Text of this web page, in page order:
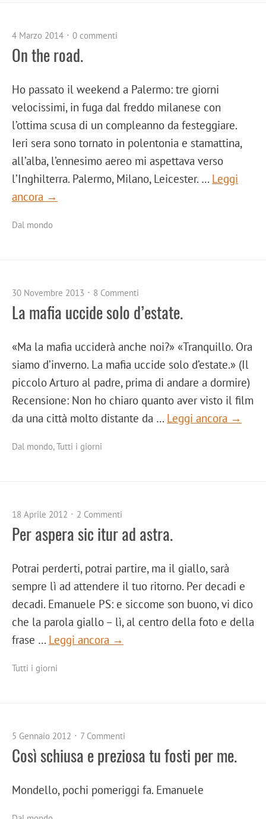
4 Marzo 2014 0 commenti
On the road.
Ho passato il weekend a Palermo: tre giorni
velocissimi, in fuga dal freddo milanese con
l’ottima scusa di un compleanno da festeggiare.
Ieri sera sono tornato in polentonia e stamattina,
all’alba, l’ennesimo aereo mi aspettava verso
l’Inghilterra. Palermo, Milano, Leicester. … Leggi
ancora →
Dal mondo
30 Novembre 2013 8 Commenti
La mafia uccide solo d’estate.
«Ma la mafia ucciderà anche noi?» «Tranquillo. Ora
siamo d’inverno. La mafia uccide solo d’estate.» (Il
piccolo Arturo al padre, prima di andare a dormire)
Recensione: Non ho chiaro quanto aver visto il film
da una città molto distante da … Leggi ancora →
Dal mondo,Tutti i giorni
18 Aprile 2012 2 Commenti
Per aspera sic itur ad astra.
Potrai perderti, potrai partire, ma il giallo, sarà
sempre lì ad attendere il tuo ritorno. Per decadi e
decadi. Emanuele PS: e siccome son buono, vi dico
che la parola giallo – lì, al centro della foto e della
frase … Leggi ancora →
Tutti i giorni
5 Gennaio 2012 7 Commenti
Così schiusa e preziosa tu fosti per me.
Mondello, pochi pomeriggi fa. Emanuele